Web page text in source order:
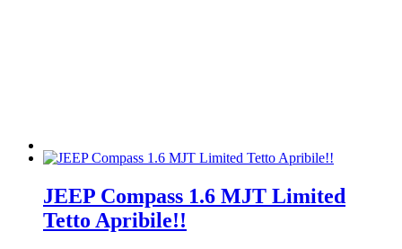
JEEP Compass 1.6 MJT Limited
Tetto Apribile!!